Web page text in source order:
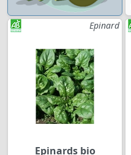
Epinard
Epinards bio